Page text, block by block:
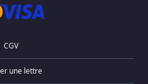
CGV
une lettre